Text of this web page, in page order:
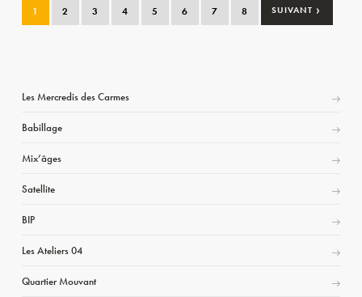
1 2 3 4 5 6 7 8 SUIVANT ›
Les Mercredis des Carmes
Babillage
Mix’âges
Satellite
BIP
Les Ateliers 04
Quartier Mouvant